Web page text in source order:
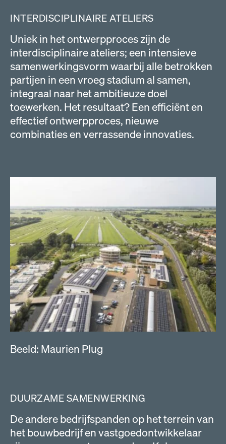
Over ons
Werken bij
Contact
INTERDISCIPLINAIRE ATELIERS
Uniek in het ontwerpproces zijn de
interdisciplinaire ateliers; een intensieve
samenwerkingsvorm waarbij alle betrokken
partijen in een vroeg stadium al samen,
integraal naar het ambitieuze doel
toewerken. Het resultaat? Een efficiënt en
effectief ontwerpproces, nieuwe
combinaties en verrassende innovaties.
Beeld: Maurien Plug
DUURZAME SAMENWERKING
De andere bedrijfspanden op het terrein van
het bouwbedrijf en vastgoedontwikkelaar